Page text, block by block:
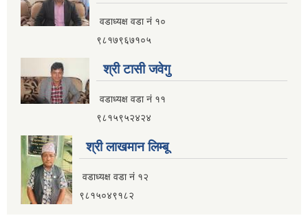
वडाध्यक्ष वडा नं १०
९८१७९६७१०५
श्री टासी जवेगु
वडाध्यक्ष वडा नं ११
९८१५९५२४२४
श्री लाखमान लिम्बू
वडाध्यक्ष वडा नं १२
९८१५०४९१८२